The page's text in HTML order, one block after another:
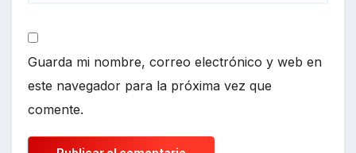
Guarda mi nombre, correo electrónico y web en
este navegador para la próxima vez que
comente.